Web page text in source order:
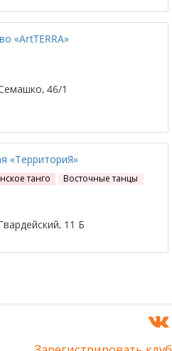
«ArtTERRA»
46/1
«ТерриториЯ»
танго
Восточные танцы
11 Б